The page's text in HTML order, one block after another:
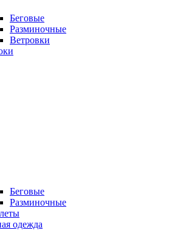
Беговые
Разминочные
Ветровки
Беговые
Разминочные
одежда